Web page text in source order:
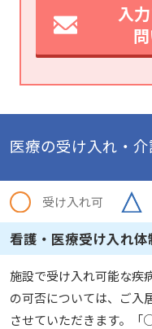
入
医療の受け入れ・
受け入れ可
看護・医療受け入れ体
施設で受け入れ可能な疾
の可否については、ご入
させていただきます。